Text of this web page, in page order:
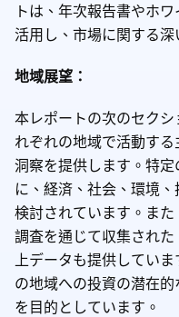
トは、年次報告書やホ
活用し、市場に関する深
地域展望：
本レポートの次のセク
れぞれの地域で活動す
洞察を提供します。特
に、経済、社会、環境
検討されています。ま
調査を通じて収集され
上データも提供してい
の地域への投資の潜在
を目的としています。